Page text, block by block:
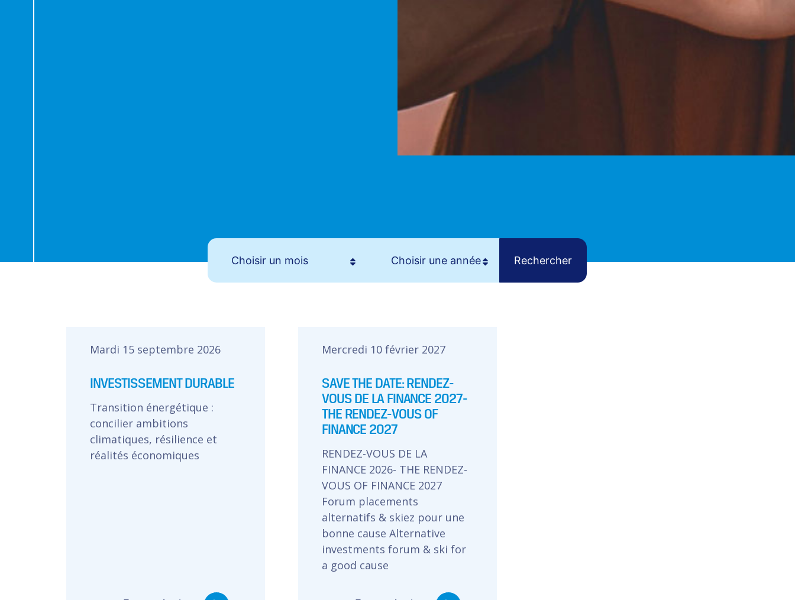
Mardi 15 septembre 2026
INVESTISSEMENT DURABLE
Transition énergétique :
concilier ambitions
climatiques, résilience et
réalités économiques
Mercredi 10 février 2027
SAVE THE DATE: RENDEZ-
VOUS DE LA FINANCE 2027-
THE RENDEZ-VOUS OF
FINANCE 2027
RENDEZ-VOUS DE LA
FINANCE 2026- THE RENDEZ-
VOUS OF FINANCE 2027
Forum placements
alternatifs & skiez pour une
bonne cause Alternative
investments forum & ski for
a good cause